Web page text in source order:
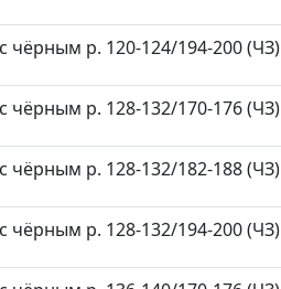
р. 120-124/194-200 (ЧЗ)
р. 128-132/170-176 (ЧЗ)
р. 128-132/182-188 (ЧЗ)
р. 128-132/194-200 (ЧЗ)